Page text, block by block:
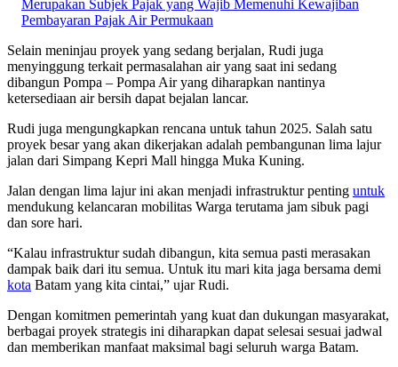
Merupakan Subjek Pajak yang Wajib Memenuhi Kewajiban
Pembayaran Pajak Air Permukaan
Selain meninjau proyek yang sedang berjalan, Rudi juga
menyinggung terkait permasalahan air yang saat ini sedang
dibangun Pompa – Pompa Air yang diharapkan nantinya
ketersediaan air bersih dapat bejalan lancar.
Rudi juga mengungkapkan rencana untuk tahun 2025. Salah satu
proyek besar yang akan dikerjakan adalah pembangunan lima lajur
jalan dari Simpang Kepri Mall hingga Muka Kuning.
Jalan dengan lima lajur ini akan menjadi infrastruktur penting untuk
mendukung kelancaran mobilitas Warga terutama jam sibuk pagi
dan sore hari.
“Kalau infrastruktur sudah dibangun, kita semua pasti merasakan
dampak baik dari itu semua. Untuk itu mari kita jaga bersama demi
kota Batam yang kita cintai,” ujar Rudi.
Dengan komitmen pemerintah yang kuat dan dukungan masyarakat,
berbagai proyek strategis ini diharapkan dapat selesai sesuai jadwal
dan memberikan manfaat maksimal bagi seluruh warga Batam.